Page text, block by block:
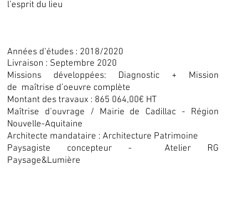
l’esprit du lieu
Années d’études : 2018/2020
Livraison : Septembre 2020
Missions développées: Diagnostic + Mission
de maîtrise d’oeuvre complète
Montant des travaux : 865 064,00€ HT
Maîtrise d’ouvrage / Mairie de Cadillac - Région
Nouvelle-Aquitaine
Architecte mandataire : Architecture Patrimoine
Paysagiste concepteur - Atelier RG
Paysage&Lumière